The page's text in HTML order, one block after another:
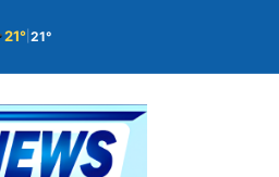
21° 21°